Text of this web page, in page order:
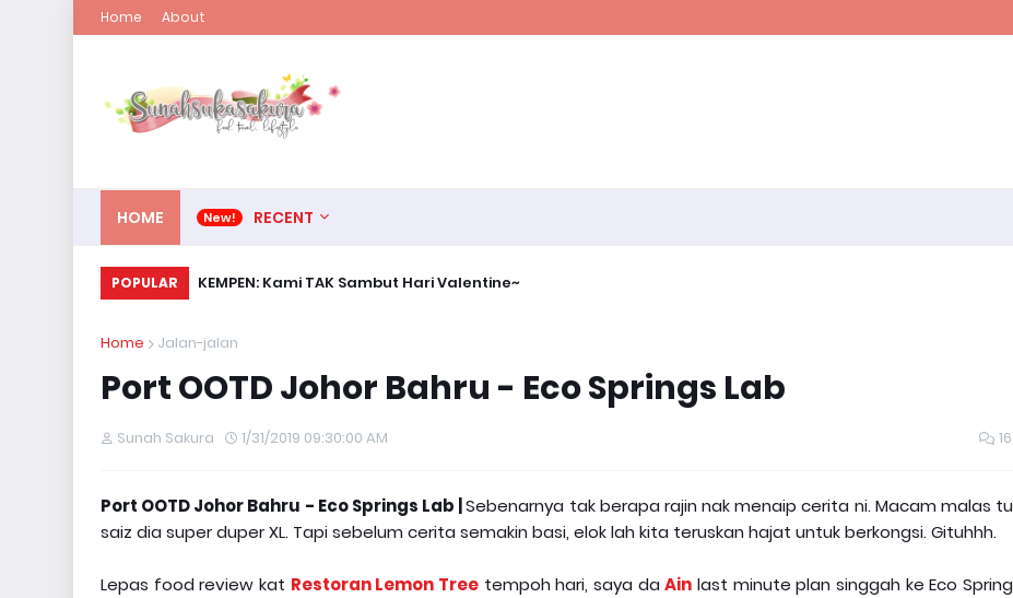
Home About
HOME RECENT
POPULAR KEMPEN: Kami TAK Sambut Hari Valentine~
Home Jalan-jalan
Port OOTD Johor Bahru - Eco Springs Lab
Sunah Sakura 1/31/2019 09:30:00 AM 16
Port OOTD Johor Bahru - Eco Springs Lab |Sebenarnya tak berapa rajin nak menaip cerita ni. Macam malas tu
saiz dia super duper XL. Tapi sebelum cerita semakin basi, elok lah kita teruskan hajat untuk berkongsi. Gituhhh.
Lepas food review kat Restoran Lemon Tree tempoh hari, saya daAin last minute plan singgah ke Eco Spring